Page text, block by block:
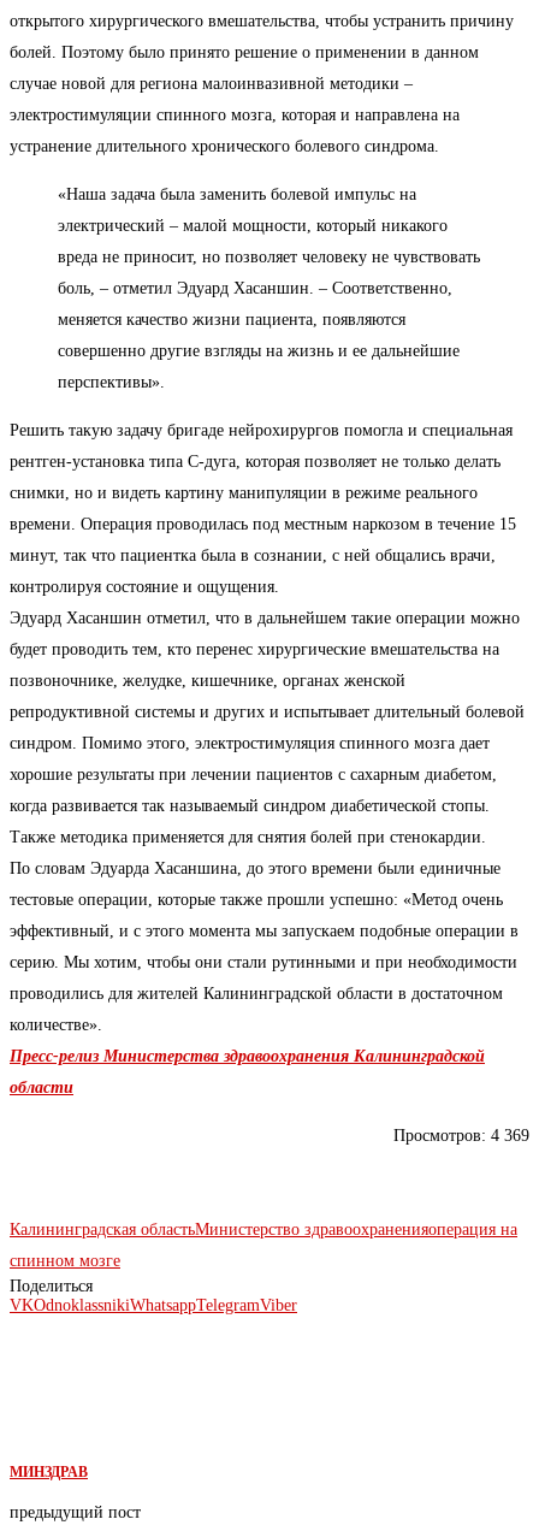
открытого хирургического вмешательства, чтобы устранить причину
болей. Поэтому было принято решение о применении в данном
случае новой для региона малоинвазивной методики –
электростимуляции спинного мозга, которая и направлена на
устранение длительного хронического болевого синдрома.
«Наша задача была заменить болевой импульс на
электрический – малой мощности, который никакого
вреда не приносит, но позволяет человеку не чувствовать
боль, – отметил Эдуард Хасаншин. – Соответственно,
меняется качество жизни пациента, появляются
совершенно другие взгляды на жизнь и ее дальнейшие
перспективы».
Решить такую задачу бригаде нейрохирургов помогла и специальная
рентген-установка типа С-дуга, которая позволяет не только делать
снимки, но и видеть картину манипуляции в режиме реального
времени. Операция проводилась под местным наркозом в течение 15
минут, так что пациентка была в сознании, с ней общались врачи,
контролируя состояние и ощущения.
Эдуард Хасаншин отметил, что в дальнейшем такие операции можно
будет проводить тем, кто перенес хирургические вмешательства на
позвоночнике, желудке, кишечнике, органах женской
репродуктивной системы и других и испытывает длительный болевой
синдром. Помимо этого, электростимуляция спинного мозга дает
хорошие результаты при лечении пациентов с сахарным диабетом,
когда развивается так называемый синдром диабетической стопы.
Также методика применяется для снятия болей при стенокардии.
По словам Эдуарда Хасаншина, до этого времени были единичные
тестовые операции, которые также прошли успешно: «Метод очень
эффективный, и с этого момента мы запускаем подобные операции в
серию. Мы хотим, чтобы они стали рутинными и при необходимости
проводились для жителей Калининградской области в достаточном
количестве».
Пресс-релиз Министерства здравоохранения Калининградской
области
Просмотров: 4 369
Калининградская областьМинистерство здравоохраненияоперация на
спинном мозге
Поделиться
VKOdnoklassnikiWhatsappTelegramViber
МИНЗДРАВ
предыдущий пост